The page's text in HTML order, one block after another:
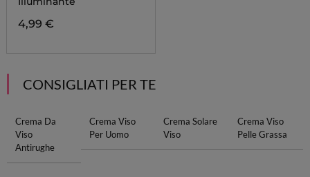
4,99 €
CONSIGLIATI PER TE
Crema Da
Viso
Antirughe
Crema Viso
Per Uomo
Crema Solare
Viso
Crema Viso
Pelle Grassa